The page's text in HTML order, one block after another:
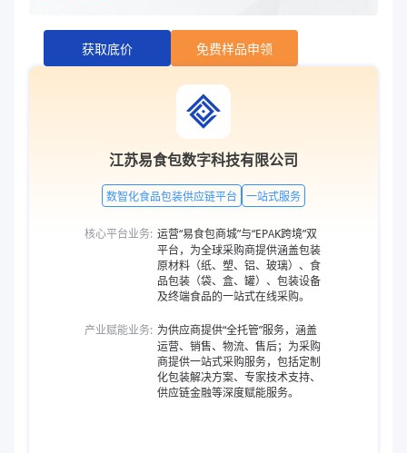
获取底价 免费样品申领
江苏易食包数字科技有限公司
数智化食品包装供应链平台 一站式服务
核心平台业务: 运营“易食包商城”与“EPAK跨境”双
平台，为全球采购商提供涵盖包装
原材料（纸、塑、铝、玻璃）、食
品包装（袋、盒、罐）、包装设备
及终端食品的一站式在线采购。
产业赋能业务: 为供应商提供“全托管”服务，涵盖
运营、销售、物流、售后；为采购
商提供一站式采购服务，包括定制
化包装解决方案、专家技术支持、
供应链金融等深度赋能服务。